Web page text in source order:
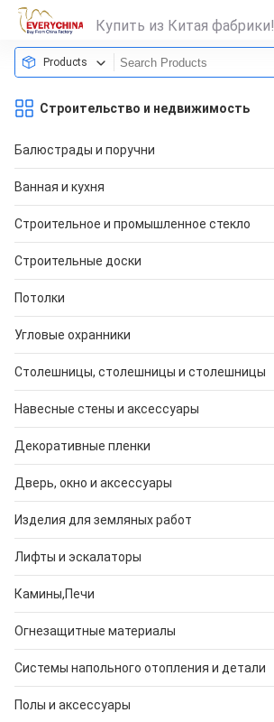
Купить из Китая фабрики!
Products
Строительство и недвижимость
Балюстрады и поручни
Ванная и кухня
Строительное и промышленное стекло
Строительные доски
Потолки
Угловые охранники
Столешницы, столешницы и столешницы
Навесные стены и аксессуары
Декоративные пленки
Дверь, окно и аксессуары
Изделия для земляных работ
Лифты и эскалаторы
Камины,Печи
Огнезащитные материалы
Системы напольного отопления и детали
Полы и аксессуары